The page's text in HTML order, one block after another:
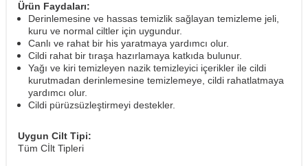
Ürün Faydaları:
Derinlemesine ve hassas temizlik sağlayan temizleme jeli,
kuru ve normal ciltler için uygundur.
Canlı ve rahat bir his yaratmaya yardımcı olur.
Cildi rahat bir tıraşa hazırlamaya katkıda bulunur.
Yağı ve kiri temizleyen nazik temizleyici içerikler ile cildi
kurutmadan derinlemesine temizlemeye, cildi rahatlatmaya
yardımcı olur.
Cildi pürüzsüzleştirmeyi destekler.
Uygun Cilt Tipi:
Tüm Cİlt Tipleri